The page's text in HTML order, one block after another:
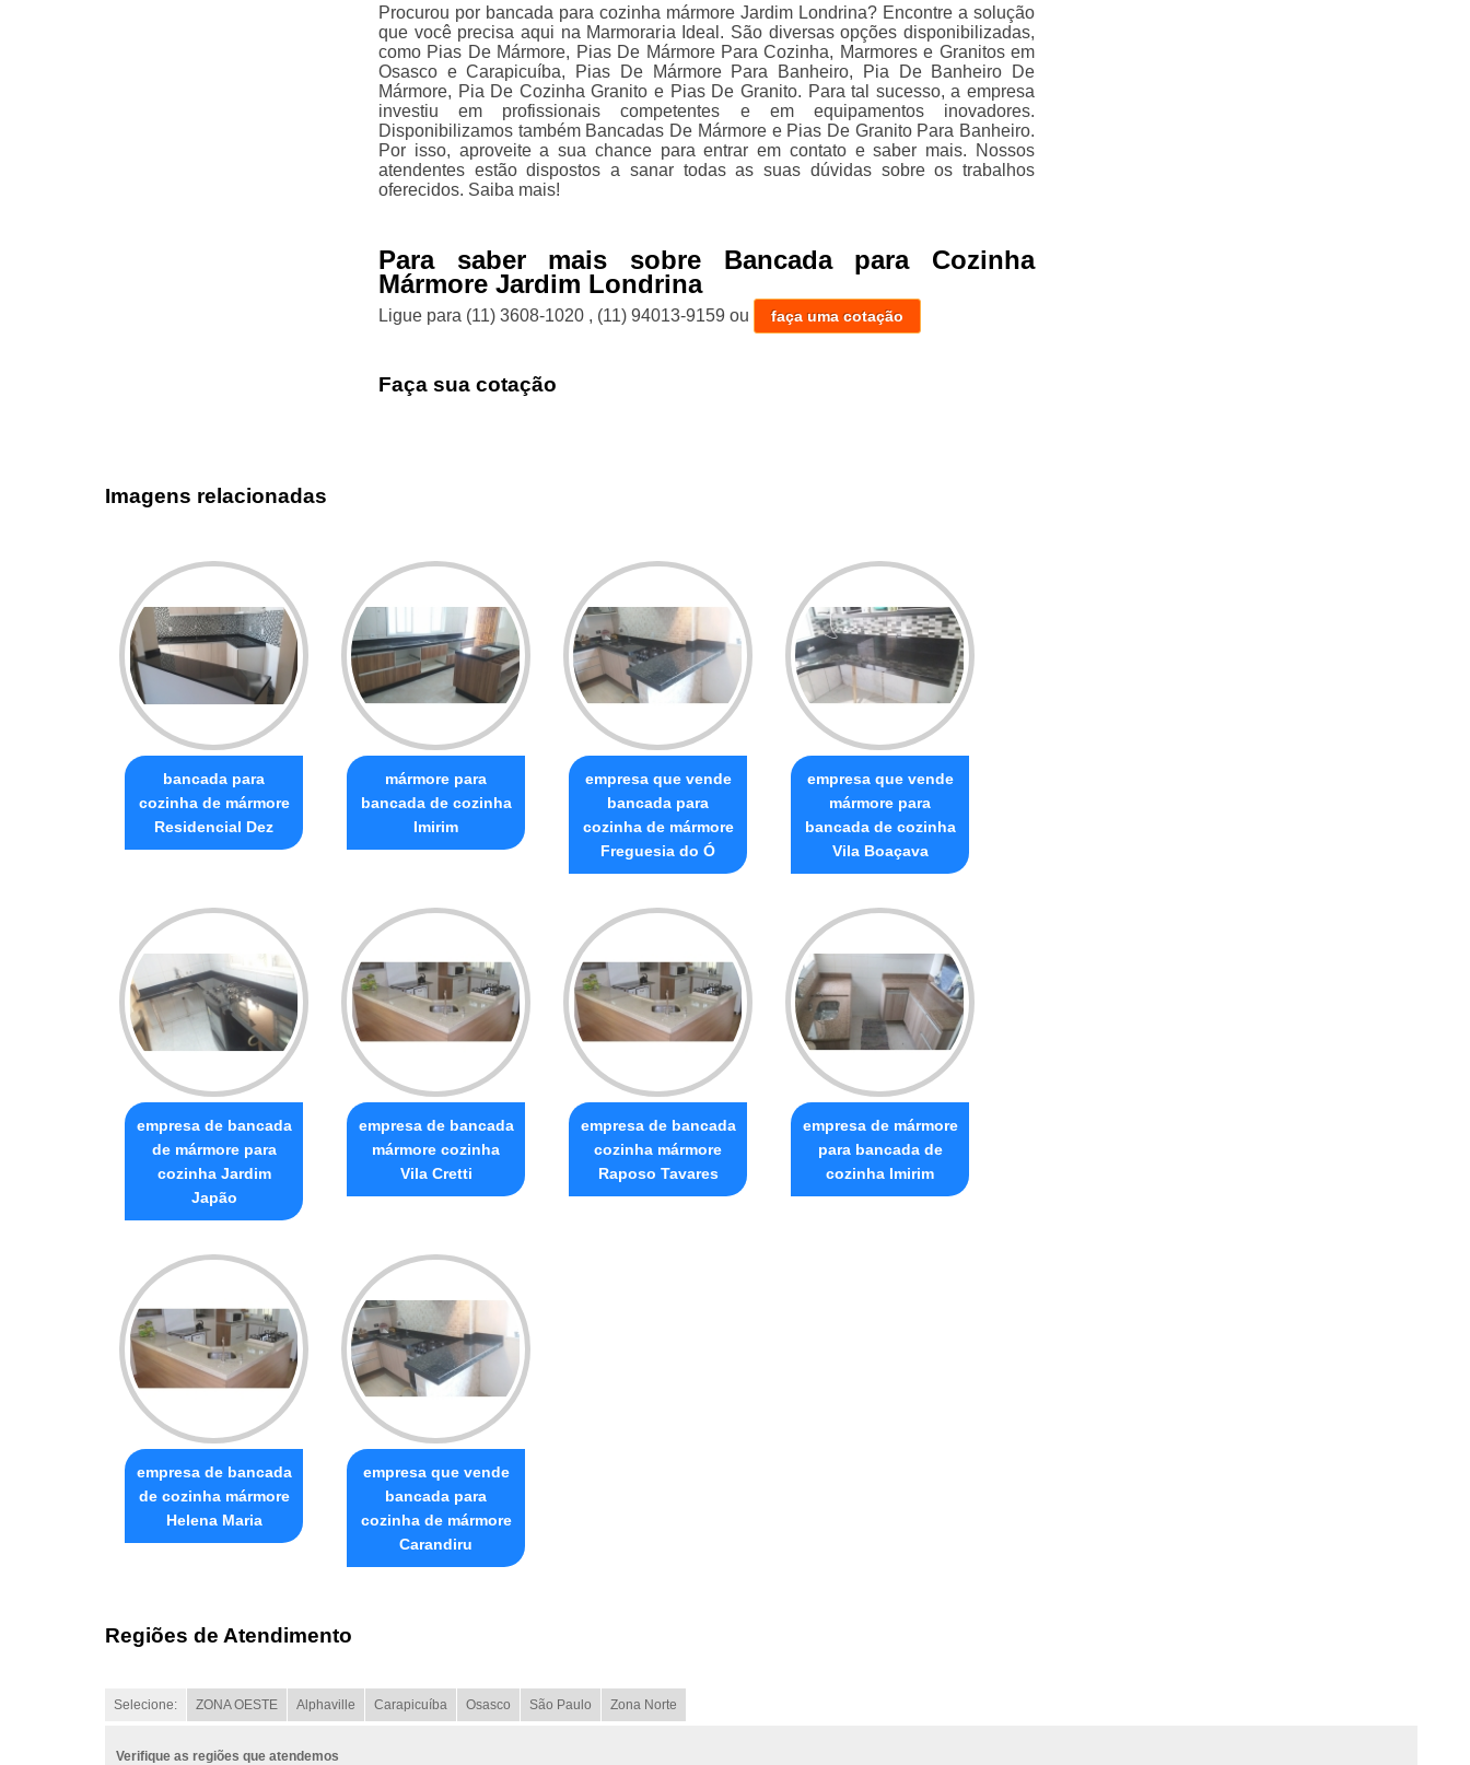
Procurou por bancada para cozinha mármore Jardim Londrina? Encontre a solução
que você precisa aqui na Marmoraria Ideal. São diversas opções disponibilizadas,
como Pias De Mármore, Pias De Mármore Para Cozinha, Marmores e Granitos em
Osasco e Carapicuíba, Pias De Mármore Para Banheiro, Pia De Banheiro De
Mármore, Pia De Cozinha Granito e Pias De Granito. Para tal sucesso, a empresa
investiu em profissionais competentes e em equipamentos inovadores.
Disponibilizamos também Bancadas De Mármore e Pias De Granito Para Banheiro.
Por isso, aproveite a sua chance para entrar em contato e saber mais. Nossos
atendentes estão dispostos a sanar todas as suas dúvidas sobre os trabalhos
oferecidos. Saiba mais!
Para saber mais sobre Bancada para Cozinha
Mármore Jardim Londrina
Ligue para (11) 3608-1020 , (11) 94013-9159 ou faça uma cotação
Faça sua cotação
Imagens relacionadas
bancada para
cozinha de mármore
Residencial Dez
mármore para
bancada de cozinha
Imirim
empresa que vende
bancada para
cozinha de mármore
Freguesia do Ó
empresa que vende
mármore para
bancada de cozinha
Vila Boaçava
empresa de bancada
de mármore para
cozinha Jardim
Japão
empresa de bancada
mármore cozinha
Vila Cretti
empresa de bancada
cozinha mármore
Raposo Tavares
empresa de mármore
para bancada de
cozinha Imirim
empresa de bancada
de cozinha mármore
Helena Maria
empresa que vende
bancada para
cozinha de mármore
Carandiru
Regiões de Atendimento
Selecione: ZONA OESTE Alphaville Carapicuíba Osasco São Paulo Zona Norte
Verifique as regiões que atendemos